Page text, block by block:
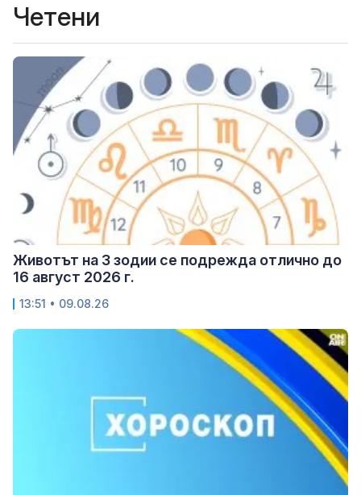
Четени
Животът на 3 зодии се подрежда отлично до
16 август 2026 г.
13:51 • 09.08.26